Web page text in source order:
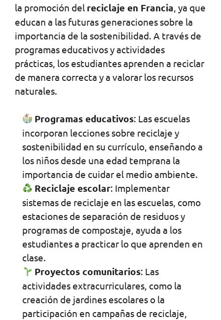
la promoción del reciclaje en Francia , ya que
educan a las futuras generaciones sobre la
importancia de la sostenibilidad. A través de
programas educativos y actividades
prácticas, los estudiantes aprenden a reciclar
de manera correcta y a valorar los recursos
naturales.
Programas educativos: Las escuelas
incorporan lecciones sobre reciclaje y
sostenibilidad en su currículo, enseñando a
los niños desde una edad temprana la
importancia de cuidar el medio ambiente.
Reciclaje escolar: Implementar
sistemas de reciclaje en las escuelas, como
estaciones de separación de residuos y
programas de compostaje, ayuda a los
estudiantes a practicar lo que aprenden en
clase.
Proyectos comunitarios: Las
actividades extracurriculares, como la
creación de jardines escolares o la
participación en campañas de reciclaje,